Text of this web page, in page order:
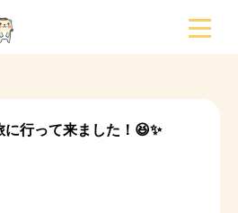
行って来ました！😆✨